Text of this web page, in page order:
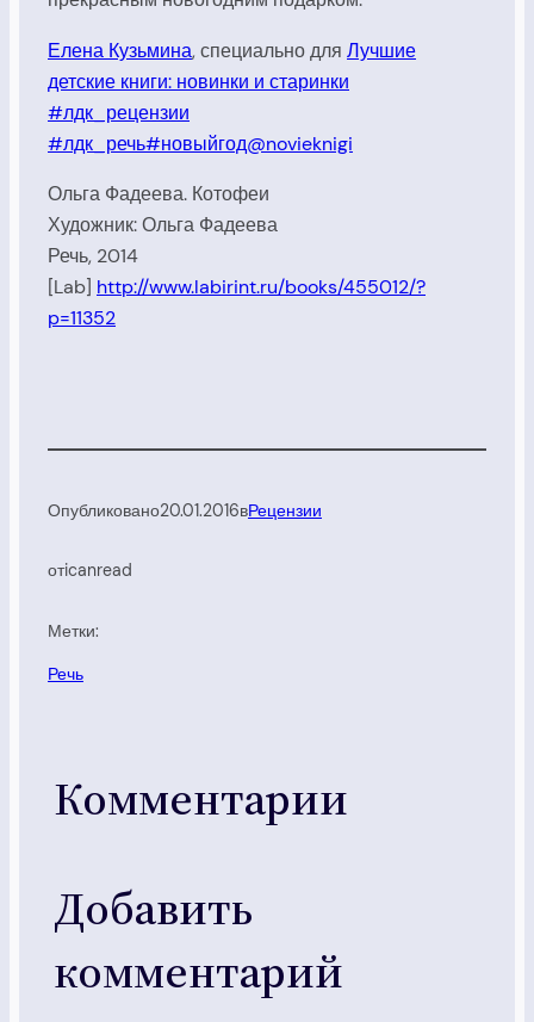
Елена Кузьмина,специальнодля Лучшие
детские книги: новинки и старинки
#лдк_рецензии
#лдк_речь#новыйгод@novieknigi
Ольга Фадеева. Котофеи
Художник: Ольга Фадеева
Речь, 2014
[Lab] http://www.labirint.ru/books/455012/?
p=11352
Опубликовано20.01.2016вРецензии
отicanread
Метки:
Речь
Комментарии
Добавить
комментарий